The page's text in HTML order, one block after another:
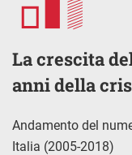
La crescita
anni della
Andamento del
Italia (2005-2018)